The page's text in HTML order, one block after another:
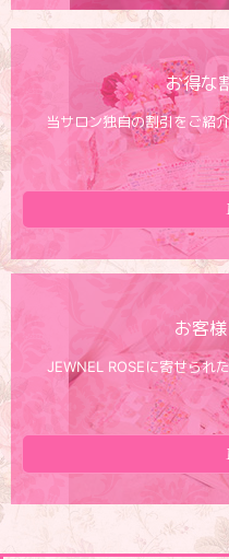
お得な
当サロン独自の割引をご紹
お客
JEWNEL ROSEに寄せられ